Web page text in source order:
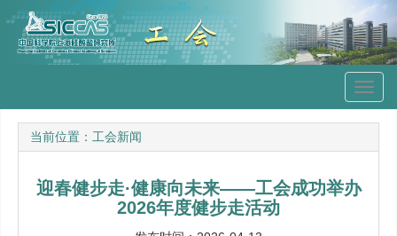
当前位置： 工会新闻
迎春健步走·健康向未来——工会成功举办
2026年度健步走活动